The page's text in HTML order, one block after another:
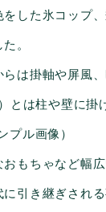
した氷コップ
。
は掛軸や屏
は柱や壁に掛
ル画像）
もちゃなど幅
引き継ぎされ